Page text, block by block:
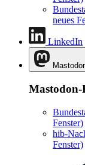
neues
LinkedIn
Mastodon-
Fenster)
hib-
Fenster)